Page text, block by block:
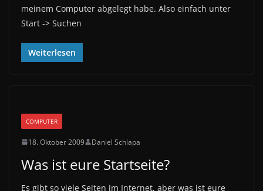
meinem Computer abgelegt habe. Also einfach unter
Start -> Suchen
Weiterlesen
COMPUTER
18. Oktober 2009 Daniel Schlapa
Was ist eure Startseite?
Es gibt so viele Seiten im Internet, aber was ist eure